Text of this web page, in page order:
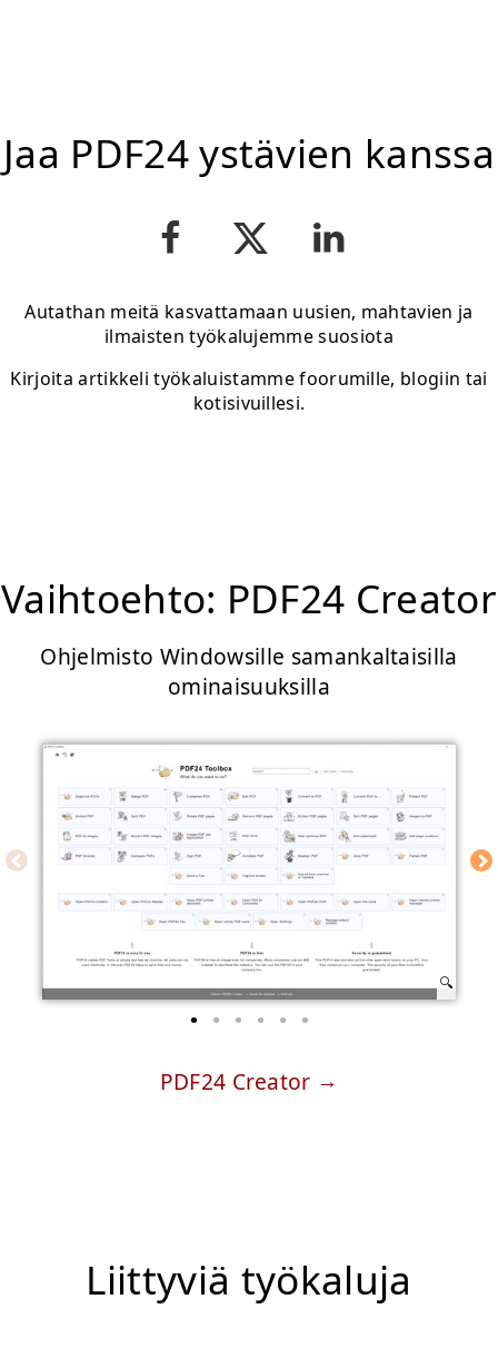
Jaa PDF24 ystävien kanssa
Autathan meitä kasvattamaan uusien, mahtavien ja
ilmaisten työkalujemme suosiota
Kirjoita artikkeli työkaluistamme foorumille, blogiin tai
kotisivuillesi.
Vaihtoehto: PDF24 Creator
Ohjelmisto Windowsille samankaltaisilla
ominaisuuksilla
PDF24 Creator
Liittyviä työkaluja